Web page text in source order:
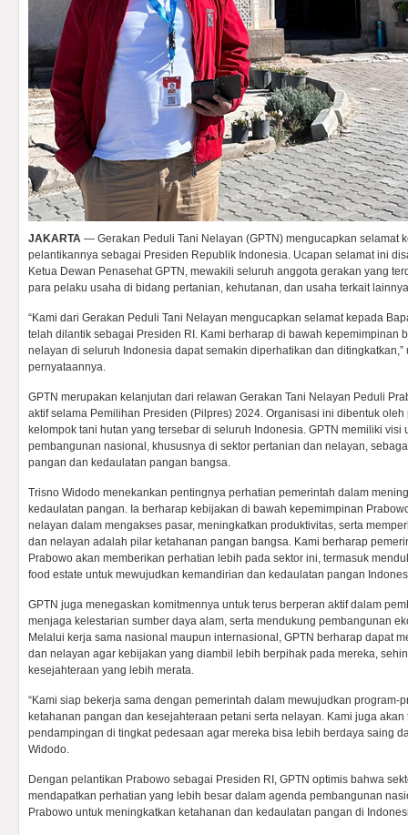
JAKARTA — Gerakan Peduli Tani Nelayan (GPTN) mengucapkan selamat
pelantikannya sebagai Presiden Republik Indonesia. Ucapan selamat ini
Ketua Dewan Penasehat GPTN, mewakili seluruh anggota gerakan yang
para pelaku usaha di bidang pertanian, kehutanan, dan usaha terkait
“Kami dari Gerakan Peduli Tani Nelayan mengucapkan selamat kepada
telah dilantik sebagai Presiden RI. Kami berharap di bawah kepemimpinan
nelayan di seluruh Indonesia dapat semakin diperhatikan dan
pernyataannya.
GPTN merupakan kelanjutan dari relawan Gerakan Tani Nelayan Peduli
aktif selama Pemilihan Presiden (Pilpres) 2024. Organisasi ini dibentuk
kelompok tani hutan yang tersebar di seluruh Indonesia. GPTN memiliki visi
pembangunan nasional, khususnya di sektor pertanian dan nelayan,
pangan dan kedaulatan pangan bangsa.
Trisno Widodo menekankan pentingnya perhatian pemerintah dalam
kedaulatan pangan. Ia berharap kebijakan di bawah kepemimpinan
nelayan dalam mengakses pasar, meningkatkan produktivitas, serta
dan nelayan adalah pilar ketahanan pangan bangsa. Kami berharap
Prabowo akan memberikan perhatian lebih pada sektor ini, termasuk
food estate untuk mewujudkan kemandirian dan kedaulatan pangan
GPTN juga menegaskan komitmennya untuk terus berperan aktif dalam
menjaga kelestarian sumber daya alam, serta mendukung pembangunan
Melalui kerja sama nasional maupun internasional, GPTN berharap dapat
dan nelayan agar kebijakan yang diambil lebih berpihak pada mereka,
kesejahteraan yang lebih merata.
“Kami siap bekerja sama dengan pemerintah dalam mewujudkan program-
ketahanan pangan dan kesejahteraan petani serta nelayan. Kami juga akan
pendampingan di tingkat pedesaan agar mereka bisa lebih berdaya saing
Widodo.
Dengan pelantikan Prabowo sebagai Presiden RI, GPTN optimis bahwa
mendapatkan perhatian yang lebih besar dalam agenda pembangunan
Prabowo untuk meningkatkan ketahanan dan kedaulatan pangan di